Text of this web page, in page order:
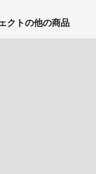
クトの他の商品